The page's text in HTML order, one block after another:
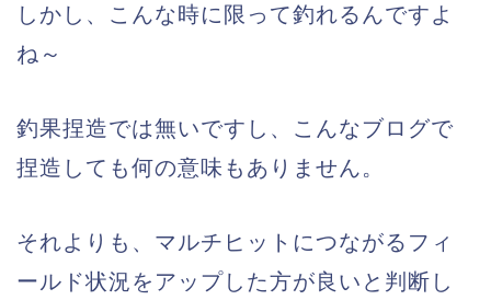
しかし、こんな時に限って釣れるんですよ
ね～
釣果捏造では無いですし、こんなブログで
捏造しても何の意味もありません。
それよりも、マルチヒットにつながるフィ
ールド状況をアップした方が良いと判断し